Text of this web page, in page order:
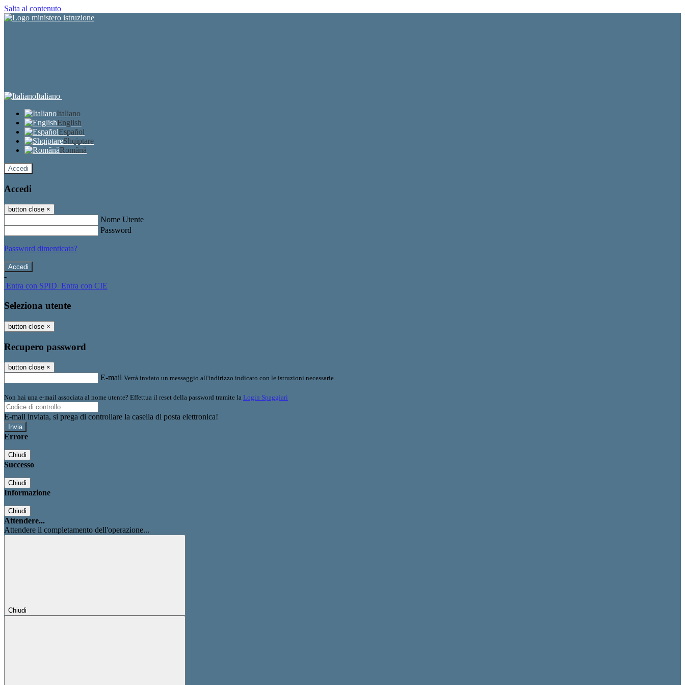
Salta al contenuto
Italiano
Italiano
English
Español
Shqiptare
Română
Accedi
Accedi
button close ×
Nome Utente
Password
Password dimenticata?
-
Entra con SPID Entra con CIE
Seleziona utente
button close ×
Recupero password
button close ×
E-mail Verrà inviato un messaggio all'indirizzo indicato con le istruzioni necessarie.
Non hai una e-mail associata al nome utente? Effettua il reset della password tramite la Login Spaggiari
E-mail inviata, si prega di controllare la casella di posta elettronica!
Errore
Chiudi
Successo
Chiudi
Informazione
Chiudi
Attendere...
Attendere il completamento dell'operazione...
Chiudi